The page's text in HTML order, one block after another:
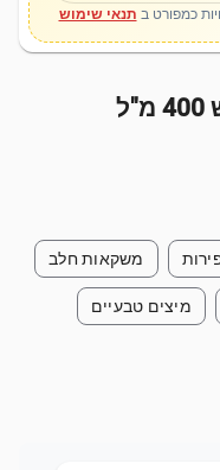
כמפורט ב תנאי שימוש
משקאות חלב
מיצים טבעיים